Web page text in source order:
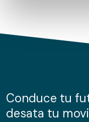
de cookies.
información sobre el
nuestros partners de
Conduce tu
desata tu